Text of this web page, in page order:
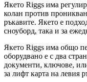
Якето Riggs има
колан против
ръкавите. Якето е
сноуборд, така и за
Якето Riggs има oбщо
оборудвано е с два
документи, ключове,
за лифт карта на левия